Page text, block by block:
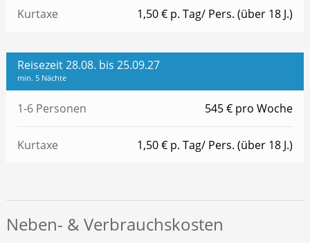
Kurtaxe 1,50 € p. Tag/ Pers. (über 18 J.)
Reisezeit 28.08. bis 25.09.27
min. 5 Nächte
1-6 Personen 545 € pro Woche
Kurtaxe 1,50 € p. Tag/ Pers. (über 18 J.)
Neben- & Verbrauchskosten